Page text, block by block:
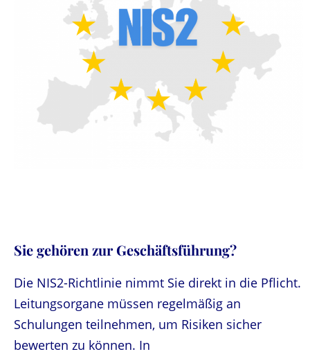
Sie gehören zur Geschäftsführung?
Die NIS2-Richtlinie nimmt Sie direkt in die Pflicht.
Leitungsorgane müssen regelmäßig an
Schulungen teilnehmen, um Risiken sicher
bewerten zu können. In